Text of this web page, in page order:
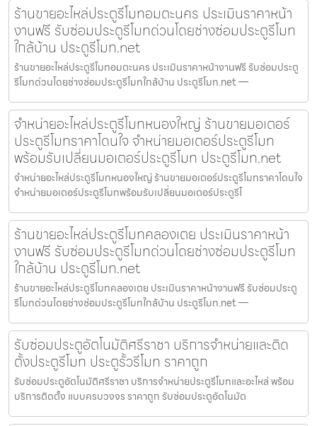
ร้านขายอะไหล่ประตูรีโมทอมตะนคร ประเมินราคาหน้า
งานฟรี รับซ่อมประตูรีโมทด่วนโดยช่างซ่อมประตูรีโมท
ใกล้บ้าน ประตูรีโมท.net
ร้านขายอะไหล่ประตูรีโมทอมตะนคร ประเมินราคาหน้างานฟรี รับซ่อมประตู
รีโมทด่วนโดยช่างซ่อมประตูรีโมทใกล้บ้าน ประตูรีโมท.net —
จำหน่ายอะไหล่ประตูรีโมทหนองใหญ่ ร้านขายมอเตอร์
ประตูรีโมทราคาโดนใจ จำหน่ายมอเตอร์ประตูรีโมท
พร้อมรับเปลี่ยนมอเตอร์ประตูรีโมท ประตูรีโมท.net
จำหน่ายอะไหล่ประตูรีโมทหนองใหญ่ ร้านขายมอเตอร์ประตูรีโมทราคาโดนใจ
จำหน่ายมอเตอร์ประตูรีโมทพร้อมรับเปลี่ยนมอเตอร์ประตูรีโ
ร้านขายอะไหล่ประตูรีโมทคลองเตย ประเมินราคาหน้า
งานฟรี รับซ่อมประตูรีโมทด่วนโดยช่างซ่อมประตูรีโมท
ใกล้บ้าน ประตูรีโมท.net
ร้านขายอะไหล่ประตูรีโมทคลองเตย ประเมินราคาหน้างานฟรี รับซ่อมประตู
รีโมทด่วนโดยช่างซ่อมประตูรีโมทใกล้บ้าน ประตูรีโมท.net —
รับซ่อมประตูอัตโนมัติศรีราชา บริการจำหน่ายและติด
ตั้งประตูรีโมท ประตูรั้วรีโมท ราคาถูก
รับซ่อมประตูอัตโนมัติศรีราชา บริการจำหน่ายประตูรีโมทและอะไหล่ พร้อม
บริการติดตั้ง แบบครบวงจร ราคาถูก รับซ่อมประตูอัตโนมัต